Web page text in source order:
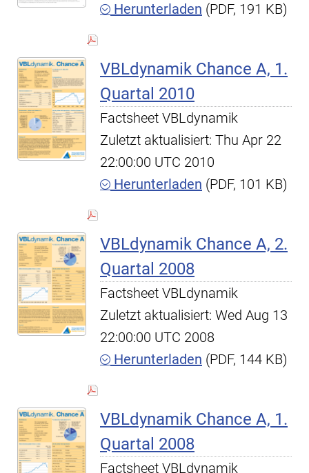
Herunterladen (PDF, 191 KB)
VBLdynamik Chance A, 1.
Quartal 2010
Factsheet VBLdynamik
Zuletzt aktualisiert: Thu Apr 22
22:00:00 UTC 2010
Herunterladen (PDF, 101 KB)
VBLdynamik Chance A, 2.
Quartal 2008
Factsheet VBLdynamik
Zuletzt aktualisiert: Wed Aug 13
22:00:00 UTC 2008
Herunterladen (PDF, 144 KB)
VBLdynamik Chance A, 1.
Quartal 2008
Factsheet VBLdynamik